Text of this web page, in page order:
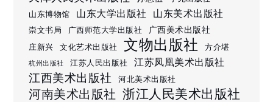
山东博物馆
山东大学出版社 山东美术出版社
崇文书局 广西师范大学出版社 广西美术出版社
庄新兴 文化艺术出版社 文物出版社 方介堪
杭州出版社 江苏人民出版社 江苏凤凰美术出版社
江西美术出版社 河北美术出版社
河南美术出版社 浙江人民美术出版社